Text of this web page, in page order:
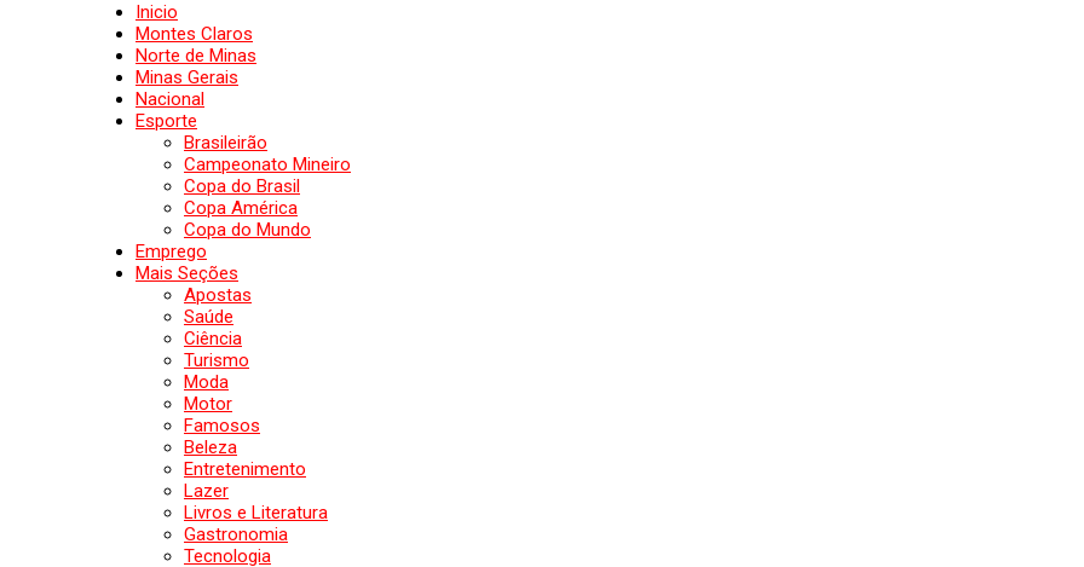
Inicio
Montes Claros
Norte de Minas
Minas Gerais
Nacional
Esporte
Brasileirão
Campeonato Mineiro
Copa do Brasil
Copa América
Copa do Mundo
Emprego
Mais Seções
Apostas
Saúde
Ciência
Turismo
Moda
Motor
Famosos
Beleza
Entretenimento
Lazer
Livros e Literatura
Gastronomia
Tecnologia